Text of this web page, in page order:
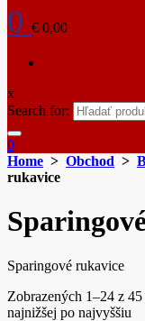
0 € 0,00
x
Search for:
0
Home > Obchod >
rukavice
Sparingové rukavice
Zobrazených 1–24 z
najnižšej po najvyššiu